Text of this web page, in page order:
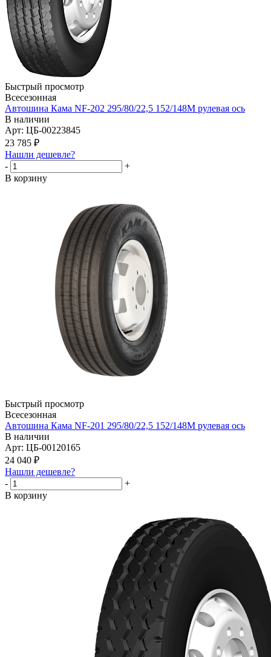
Быстрый просмотр
Всесезонная
Автошина Кама NF-202 295/80/22,5 152/148М рулевая ось
В наличии
Арт: ЦБ-00223845
23 785 ₽
Нашли дешевле?
-
+
В корзину
Быстрый просмотр
Всесезонная
Автошина Кама NF-201 295/80/22,5 152/148М рулевая ось
В наличии
Арт: ЦБ-00120165
24 040 ₽
Нашли дешевле?
-
+
В корзину